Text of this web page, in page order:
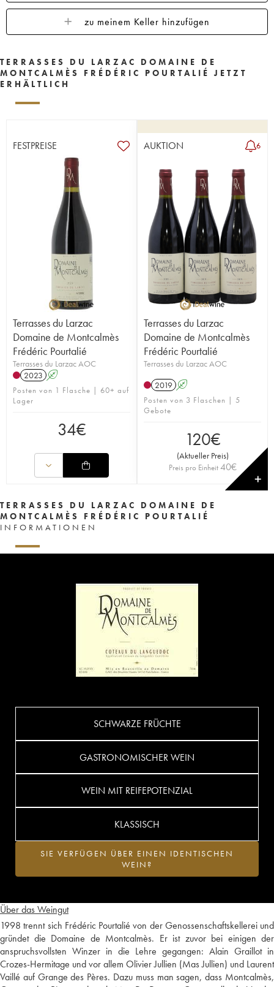
zu meinem Keller hinzufügen
TERRASSES DU LARZAC DOMAINE DE
MONTCALMÈS FRÉDÉRIC POURTALIÉ JETZT
ERHÄLTLICH
FESTPREISE
Terrasses du Larzac
Domaine de Montcalmès
Frédéric Pourtalié
Terrasses du Larzac AOC
2023 A
Posten von 1 Flasche | 60+ auf
Lager
34€
AUKTION 6
Terrasses du Larzac
Domaine de Montcalmès
Frédéric Pourtalié
Terrasses du Larzac AOC
2019 A
Posten von 3 Flaschen | 5
Gebote
120€
(Aktueller Preis)
Preis pro Einheit 40€
✕
TERRASSES DU LARZAC DOMAINE DE
MONTCALMÈS FRÉDÉRIC POURTALIÉ
INFORMATIONEN
Über das Weingut
1998 trennt sich Frédéric Pourtalié von der Genossenschaftskellerei und
gründet die Domaine de Montcalmès. Er ist zuvor bei einigen der
anspruchsvollsten Winzer in die Lehre gegangen: Alain Graillot in
Crozes-Hermitage und vor allem Olivier Jullien (Mas Jullien) und Laurent
Vaillé auf Grange des Pères. Dazu muss man sagen, dass Montcalmès,
SCHWARZE FRÜCHTE
GASTRONOMISCHER WEIN
WEIN MIT REIFEPOTENZIAL
KLASSISCH
SIE VERFÜGEN ÜBER EINEN IDENTISCHEN
WEIN?